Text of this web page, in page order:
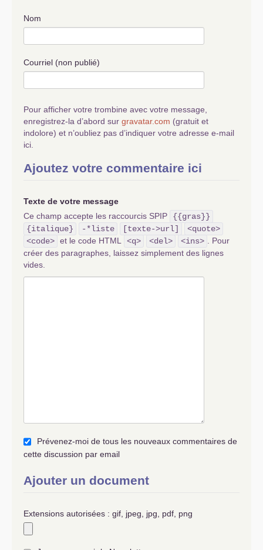
Nom
Courriel (non publié)
Pour afficher votre trombine avec votre message,
enregistrez-la d’abord sur gravatar.com (gratuit et
indolore) et n’oubliez pas d’indiquer votre adresse e-mail
ici.
Ajoutez votre commentaire ici
Texte de votre message
Ce champ accepte les raccourcis SPIP
{{gras}}
{italique}
-*liste [texte->url]
<quote>
<code> et le code HTML <q> <del> <ins>
. Pour
créer des paragraphes, laissez simplement des lignes
vides.
Prévenez-moi de tous les nouveaux commentaires de
cette discussion par email
Ajouter un document
Extensions autorisées : gif, jpeg, jpg, pdf, png